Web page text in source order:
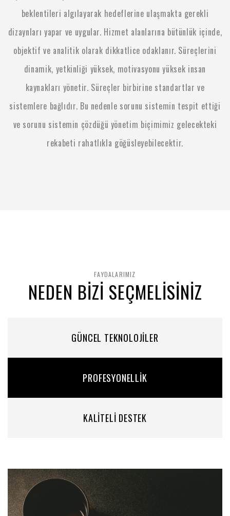
beklentileri algılayarak hedeflerine ulaşmakta gerekli
dizaynları yapar ve uygular. Hizmet alanlarına bütünlük içinde,
objektif ve analitik olarak dikkatlice odaklanır. Süreçlerini
dinamik, yetkinliği yüksek, motivasyonu yüksek insan
kaynakları yönetir. Süreçler birbirine standartlar ve
sistemlere bağlıdır. Bu nedenle sorunu sistemin tespit ettiği
ve sorunu sistemin çözdüğü yönetim biçimimiz gelecekteki
rekabeti rahatlıkla göğüsleyebilecektir.
FAYDALARIMIZ
NEDEN BİZİ SEÇMELİSİNİZ
GÜNCEL TEKNOLOJİLER
PROFESYONELLİK
KALİTELİ DESTEK